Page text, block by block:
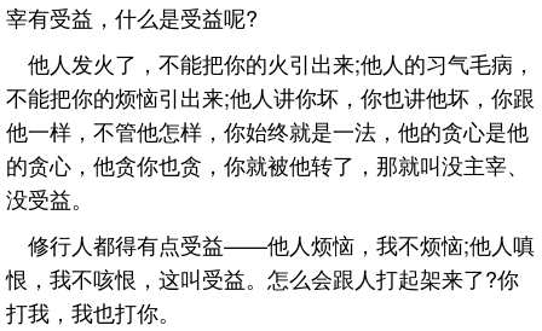
宰有受益，什么是受益呢?
他人发火了，不能把你的火引出来;他人的习气毛病，
不能把你的烦恼引出来;他人讲你坏，你也讲他坏，你跟
他一样，不管他怎样，你始终就是一法，他的贪心是他
的贪心，他贪你也贪，你就被他转了，那就叫没主宰、
没受益。
修行人都得有点受益——他人烦恼，我不烦恼;他人嗔
恨，我不咳恨，这叫受益。怎么会跟人打起架来了?你
打我，我也打你。